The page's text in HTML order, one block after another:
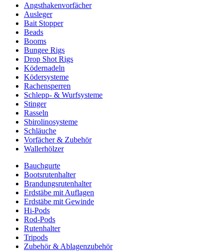
Angsthakenvorfächer
Ausleger
Bait Stopper
Beads
Booms
Bungee Rigs
Drop Shot Rigs
Ködernadeln
Ködersysteme
Rachensperren
Schlepp- & Wurfsysteme
Stinger
Rasseln
Sbirolinosysteme
Schläuche
Vorfächer & Zubehör
Wallerhölzer
Bauchgurte
Bootsrutenhalter
Brandungsrutenhalter
Erdstäbe mit Auflagen
Erdstäbe mit Gewinde
Hi-Pods
Rod-Pods
Rutenhalter
Tripods
Zubehör & Ablagenzubehör